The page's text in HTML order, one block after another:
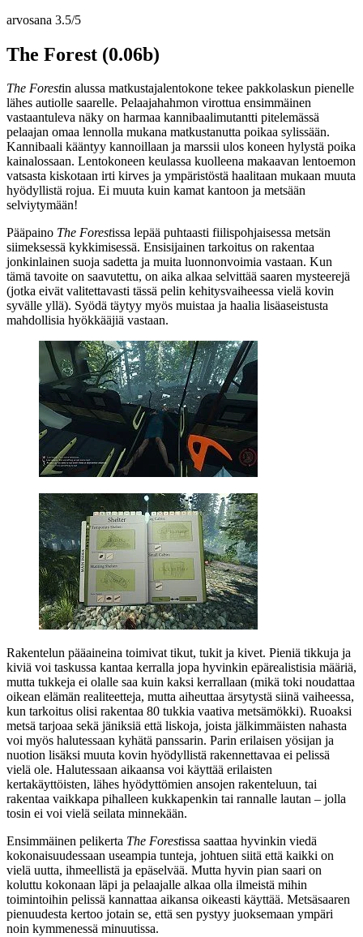
arvosana 3.5/5
The Forest (0.06b)
The Forestin alussa matkustajalentokone tekee pakkolaskun pienelle
lähes autiolle saarelle. Pelaajahahmon virottua ensimmäinen
vastaantuleva näky on harmaa kannibaalimutantti pitelemässä
pelaajan omaa lennolla mukana matkustanutta poikaa sylissään.
Kannibaali kääntyy kannoillaan ja marssii ulos koneen hylystä poika
kainalossaan. Lentokoneen keulassa kuolleena makaavan lentoemon
vatsasta kiskotaan irti kirves ja ympäristöstä haalitaan mukaan muuta
hyödyllistä rojua. Ei muuta kuin kamat kantoon ja metsään
selviytymään!
Pääpaino The Forestissa lepää puhtaasti fiilispohjaisessa metsän
siimeksessä kykkimisessä. Ensisijainen tarkoitus on rakentaa
jonkinlainen suoja sadetta ja muita luonnonvoimia vastaan. Kun
tämä tavoite on saavutettu, on aika alkaa selvittää saaren mysteerejä
(jotka eivät valitettavasti tässä pelin kehitysvaiheessa vielä kovin
syvälle yllä). Syödä täytyy myös muistaa ja haalia lisäaseistusta
mahdollisia hyökkääjiä vastaan.
Rakentelun pääaineina toimivat tikut, tukit ja kivet. Pieniä tikkuja ja
kiviä voi taskussa kantaa kerralla jopa hyvinkin epärealistisia määriä,
mutta tukkeja ei olalle saa kuin kaksi kerrallaan (mikä toki noudattaa
oikean elämän realiteetteja, mutta aiheuttaa ärsytystä siinä vaiheessa,
kun tarkoitus olisi rakentaa 80 tukkia vaativa metsämökki). Ruoaksi
metsä tarjoaa sekä jäniksiä että liskoja, joista jälkimmäisten nahasta
voi myös halutessaan kyhätä panssarin. Parin erilaisen yösijan ja
nuotion lisäksi muuta kovin hyödyllistä rakennettavaa ei pelissä
vielä ole. Halutessaan aikaansa voi käyttää erilaisten
kertakäyttöisten, lähes hyödyttömien ansojen rakenteluun, tai
rakentaa vaikkapa pihalleen kukkapenkin tai rannalle lautan – jolla
tosin ei voi vielä seilata minnekään.
Ensimmäinen pelikerta The Forestissa saattaa hyvinkin viedä
kokonaisuudessaan useampia tunteja, johtuen siitä että kaikki on
vielä uutta, ihmeellistä ja epäselvää. Mutta hyvin pian saari on
koluttu kokonaan läpi ja pelaajalle alkaa olla ilmeistä mihin
toimintoihin pelissä kannattaa aikansa oikeasti käyttää. Metsäsaaren
pienuudesta kertoo jotain se, että sen pystyy juoksemaan ympäri
noin kymmenessä minuutissa.